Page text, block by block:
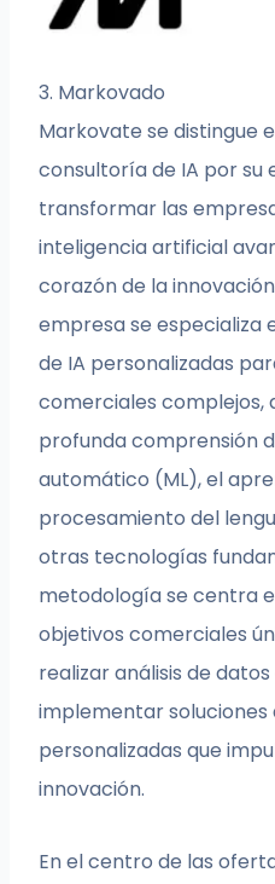
3. Markovado
Markovate se distingue
consultoría de IA por
transformar las
inteligencia artificial
corazón de la
empresa se especializa
de IA personalizadas
comerciales complejos,
profunda comprensión
automático (ML), el
procesamiento del
otras tecnologías
metodología se centra
objetivos comerciales
realizar análisis de
implementar
personalizadas que
innovación.
En el centro de las